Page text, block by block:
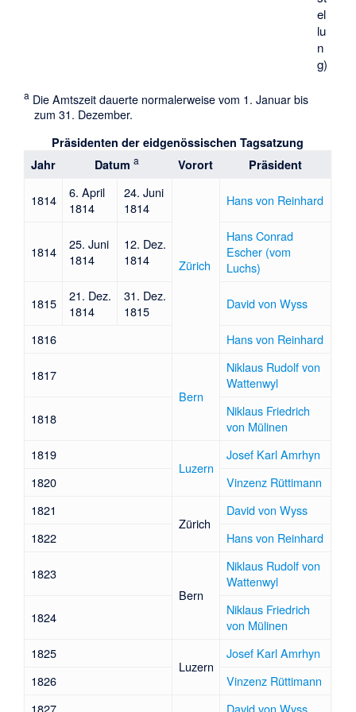
el
lu
n
g)
a Die Amtszeit dauerte normalerweise vom 1. Januar bis
zum 31. Dezember.
Präsidenten der eidgenössischen Tagsatzung
Jahr
Datum a Vorort Präsident
1814
6. April
1814
24. Juni
1814
Zürich
Hans von Reinhard
1814
25. Juni
1814
12. Dez.
1814
Hans Conrad
Escher (vom
Luchs)
1815
21. Dez.
1814
31. Dez.
1815
David von Wyss
1816 Hans von Reinhard
1817
Bern
Niklaus Rudolf von
Wattenwyl
1818
Niklaus Friedrich
von Mülinen
1819
Luzern
Josef Karl Amrhyn
1820
Vinzenz Rüttimann
1821
Zürich
David von Wyss
1822
Hans von Reinhard
1823
Bern
Niklaus Rudolf von
Wattenwyl
1824
Niklaus Friedrich
von Mülinen
1825
Luzern
Josef Karl Amrhyn
1826
Vinzenz Rüttimann
1827
David von Wyss